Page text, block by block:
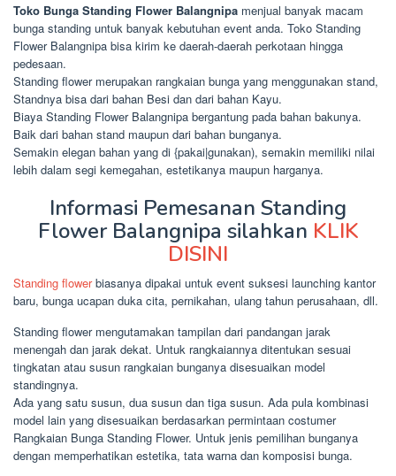
Toko Bunga Standing Flower Balangnipa menjual banyak macam
bunga standing untuk banyak kebutuhan event anda. Toko Standing
Flower Balangnipa bisa kirim ke daerah-daerah perkotaan hingga
pedesaan.
Standing flower merupakan rangkaian bunga yang menggunakan stand,
Standnya bisa dari bahan Besi dan dari bahan Kayu.
Biaya Standing Flower Balangnipa bergantung pada bahan bakunya.
Baik dari bahan stand maupun dari bahan bunganya.
Semakin elegan bahan yang di {pakai|gunakan), semakin memiliki nilai
lebih dalam segi kemegahan, estetikanya maupun harganya.
Informasi Pemesanan Standing
Flower Balangnipa silahkan KLIK
DISINI
Standing flowerbiasanya dipakai untuk event suksesi launching kantor
baru, bunga ucapan duka cita, pernikahan, ulang tahun perusahaan, dll.
Standing flower mengutamakan tampilan dari pandangan jarak
menengah dan jarak dekat. Untuk rangkaiannya ditentukan sesuai
tingkatan atau susun rangkaian bunganya disesuaikan model
standingnya.
Ada yang satu susun, dua susun dan tiga susun. Ada pula kombinasi
model lain yang disesuaikan berdasarkan permintaan costumer
Rangkaian Bunga Standing Flower. Untuk jenis pemilihan bunganya
dengan memperhatikan estetika, tata warna dan komposisi bunga.